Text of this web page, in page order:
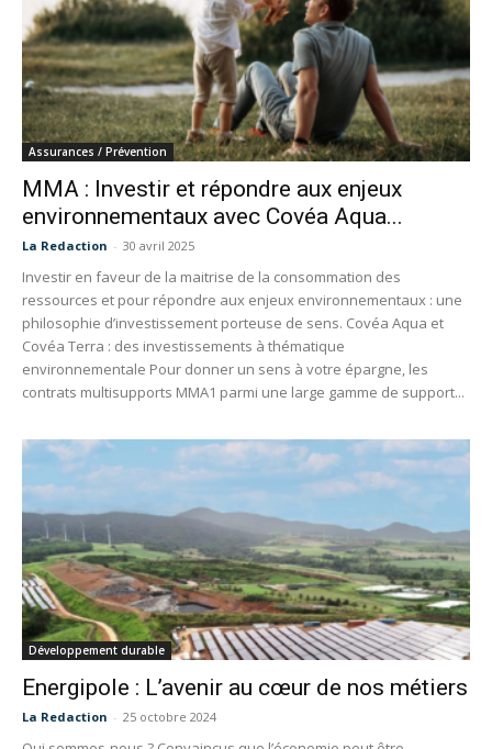
Assurances / Prévention
MMA : Investir et répondre aux enjeux
environnementaux avec Covéa Aqua...
La Redaction - 30 avril 2025
Investir en faveur de la maitrise de la consommation des
ressources et pour répondre aux enjeux environnementaux : une
philosophie d’investissement porteuse de sens. Covéa Aqua et
Covéa Terra : des investissements à thématique
environnementale Pour donner un sens à votre épargne, les
contrats multisupports MMA1 parmi une large gamme de support...
Développement durable
Energipole : L’avenir au cœur de nos métiers
La Redaction - 25 octobre 2024